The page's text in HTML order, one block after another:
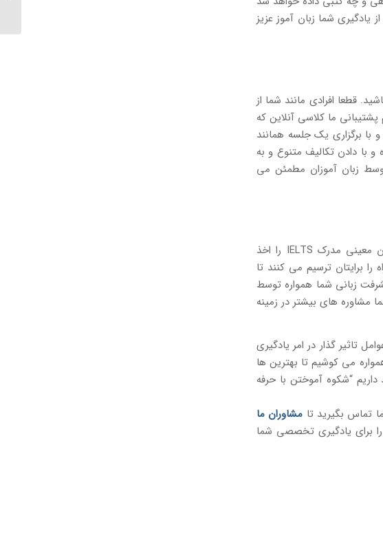
شما زبان آموز عزیز
قطعا افرادی مانند شما از
ما کلاسی آنلاین که
دهد و با برگزاری یک جلسه همانند
با دادن تکالیف متنوع و به
زبان آموزان مطمئن می
فرض کنید که شما قصد مهاجرت دارید و می بایست در مدت زمان معینی مدرک IELTS را اخذ
برایتان ترسیم می کنند تا
زبانی شما همواره توسط
های بیشتر در زمینه
تاثیر گذار در امر یادگیری
می کوشیم تا بهترین ها
داریم “شکوه آموختن با حرفه
تماس بگیرید تا مشاوران ما
برای یادگیری تخصصی شما